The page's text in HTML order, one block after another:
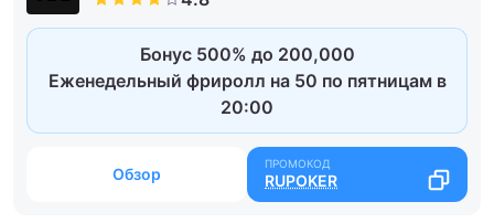
Бонус 500% до 200,000
Еженедельный фриролл на 50 по пятницам в
20:00
Обзор RUPOKER